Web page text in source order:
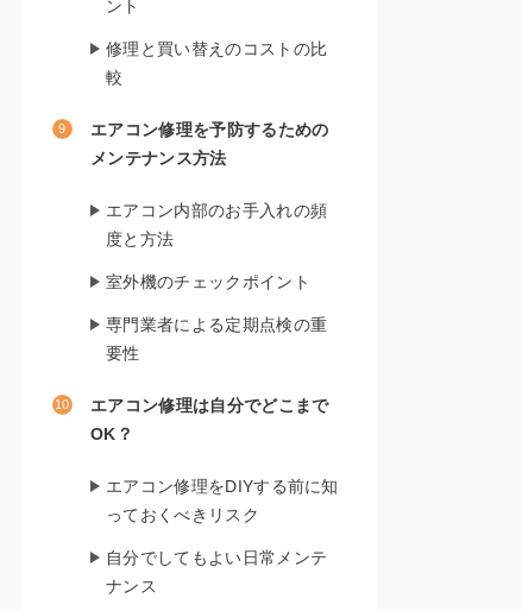
ント
修理と買い替えのコストの比
較
エアコン修理を予防するための
メンテナンス方法
エアコン内部のお手入れの頻
度と方法
室外機のチェックポイント
専門業者による定期点検の重
要性
エアコン修理は自分でどこまで
OK？
エアコン修理をDIYする前に知
っておくべきリスク
自分でしてもよい日常メンテ
ナンス